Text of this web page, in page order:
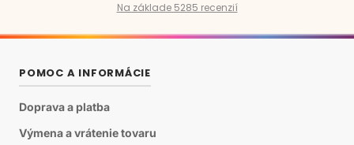
Na základe 5285 recenzií
POMOC A INFORMÁCIE
Doprava a platba
Výmena a vrátenie tovaru